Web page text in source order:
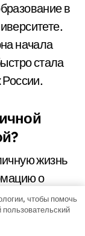
в
начала
стала
России.
жизнь
о
чтобы помочь